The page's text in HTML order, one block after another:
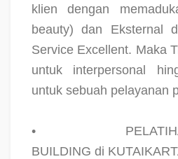
klien dengan
beauty) dan Eksternal
Service Excellent. Maka
untuk interpersonal
untuk sebuah pelayanan
•
BUILDING di